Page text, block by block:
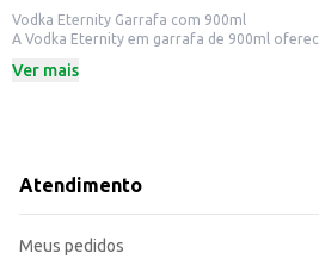
Vodka Eternity Garrafa com 900ml
A Vodka Eternity em garrafa de 900ml oferece uma
supermercados, atendendo a um público
A Vodka Eternity, com sua garrafa de
excelente custo-benefício.
Departamento: Bebidas
Ver mais
Atendimento
Meus pedidos